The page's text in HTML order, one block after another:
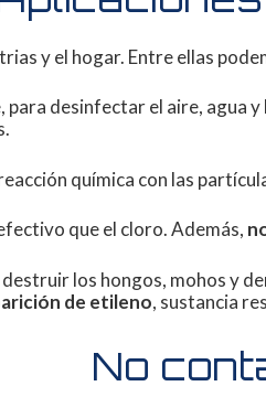
y el hogar. Entre ellas
para desinfectar el aire, agua
química con las
que el cloro. Además,
destruir los hongos, mohos y
de etileno, sustancia
No